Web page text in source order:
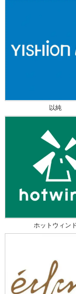
以純
ホットウィン